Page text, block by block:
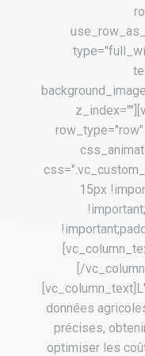
15px
[/
données
précises,
optimiser les